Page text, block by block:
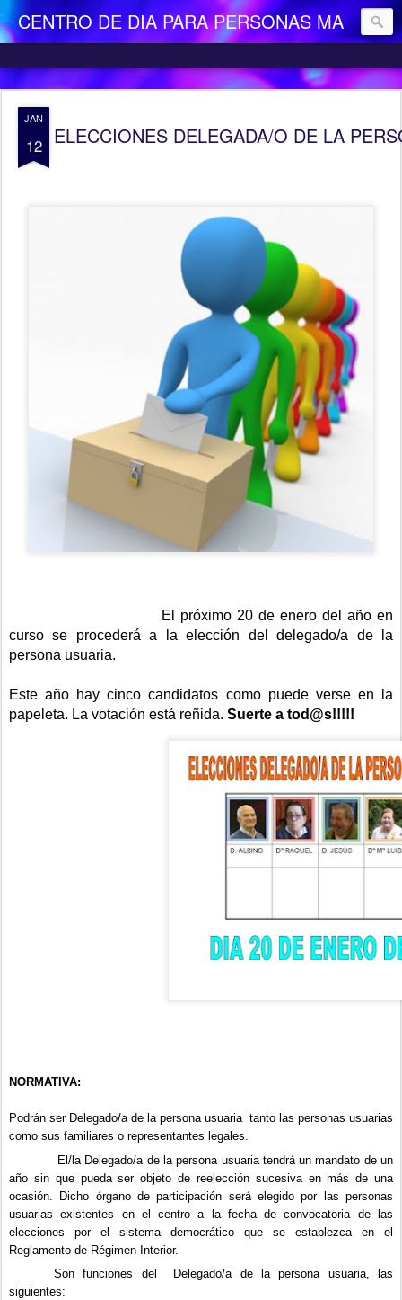
CENTRO DE DIA PARA PERSONAS MAYORES DEPENDIENTES "LA CAMOCHA"
JAN
12 ELECCIONES DELEGADA/O DE LA
El próximo 20 de enero del año en
curso se procederá a la elección del delegado/a de la
persona usuaria.
Este año hay cinco candidatos como puede verse en la
papeleta. La votación está reñida. Suerte a tod@s!!!!!
NORMATIVA:
Podrán ser Delegado/a de la persona usuaria tanto las personas usuarias
como sus familiares o representantes legales.
El/la Delegado/a de la persona usuaria tendrá un mandato de un
año sin que pueda ser objeto de reelección sucesiva en más de una
ocasión. Dicho órgano de participación será elegido por las personas
usuarias existentes en el centro a la fecha de convocatoria de las
elecciones por el sistema democrático que se establezca en el
Reglamento de Régimen Interior.
Son funciones del Delegado/a de la persona usuaria, las
siguientes: